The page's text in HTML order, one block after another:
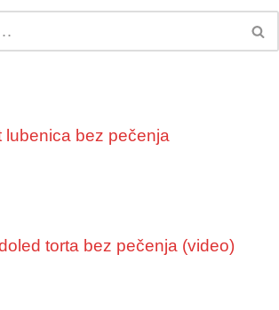
lubenica bez pečenja
torta bez pečenja (video)